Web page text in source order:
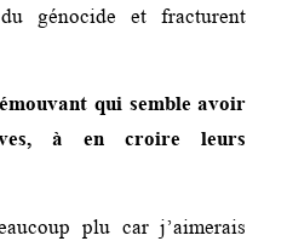
génocide et fracturent
qui semble avoir
à en croire leurs
plu car j’aimerais